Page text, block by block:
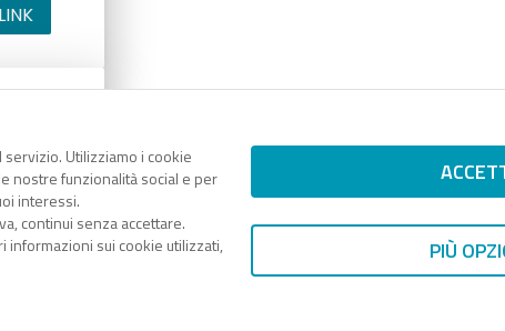
Utilizziamo i cookie
nostre funzionalità social e per
interessi.
continui senza accettare.
informazioni sui cookie utilizzati,
PIÙ